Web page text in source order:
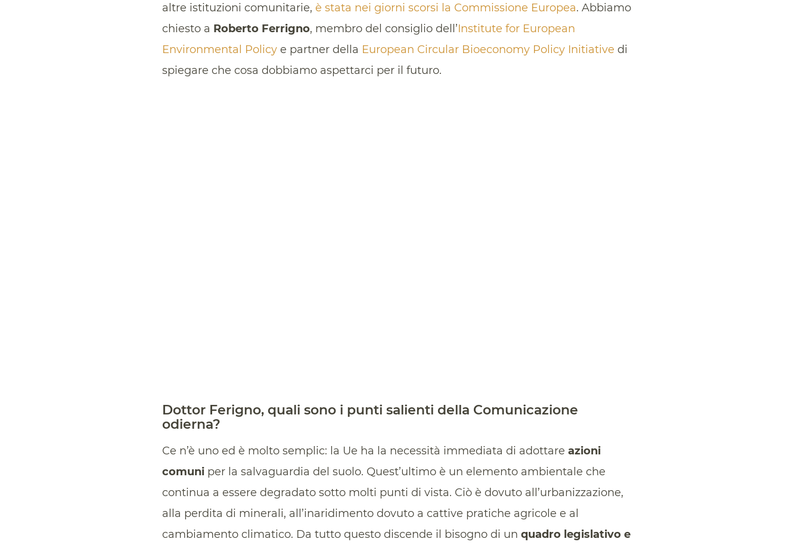
altre istituzioni comunitarie, è stata nei giorni scorsi la Commissione Europea. Abbiamo
chiesto a Roberto Ferrigno, membro del consiglio dell’Institute for European
Environmental Policy e partner della European Circular Bioeconomy Policy Initiative di
spiegare che cosa dobbiamo aspettarci per il futuro.
Dottor Ferigno, quali sono i punti salienti della Comunicazione
odierna?
Ce n’è uno ed è molto semplic: la Ue ha la necessità immediata di adottare azioni
comuni per la salvaguardia del suolo. Quest’ultimo è un elemento ambientale che
continua a essere degradato sotto molti punti di vista. Ciò è dovuto all’urbanizzazione,
alla perdita di minerali, all’inaridimento dovuto a cattive pratiche agricole e al
cambiamento climatico. Da tutto questo discende il bisogno di un quadro legislativo e